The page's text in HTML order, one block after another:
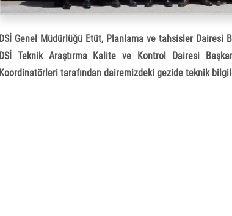
DSİ Genel Müdürlüğü Etüt, Planlama ve tahsisler
DSİ Teknik Araştırma Kalite ve Kontrol Dairesi
Koordinatörleri tarafından dairemizdeki gezide teknik